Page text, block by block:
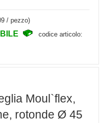
/ pezzo)
codice articolo:
Moul`flex,
rotonde Ø 45